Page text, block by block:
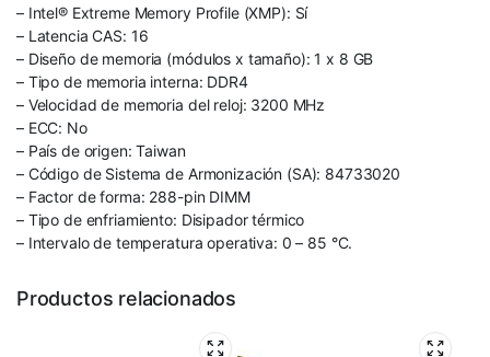
– Intel® Extreme Memory Profile (XMP): Sí
– Latencia CAS: 16
– Diseño de memoria (módulos x tamaño): 1 x 8 GB
– Tipo de memoria interna: DDR4
– Velocidad de memoria del reloj: 3200 MHz
– ECC: No
– País de origen: Taiwan
– Código de Sistema de Armonización (SA): 84733020
– Factor de forma: 288-pin DIMM
– Tipo de enfriamiento: Disipador térmico
– Intervalo de temperatura operativa: 0 – 85 °C.
Productos relacionados